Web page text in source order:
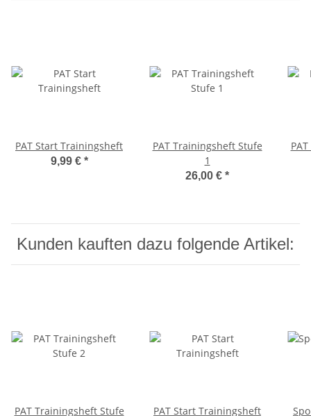
PAT Start Trainingsheft
9,99 € *
PAT Trainingsheft Stufe
1
26,00 € *
Kunden kauften dazu folgende Artikel:
PAT Trainingsheft Stufe
PAT Start Trainingsheft